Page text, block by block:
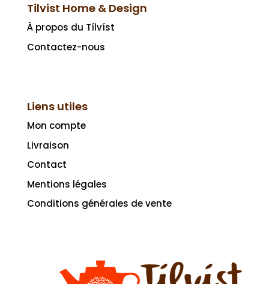
Tilvist Home & Design
À propos du Tílvíst
Contactez-nous
Liens utiles
Mon compte
Livraison
Contact
Mentions légales
Conditions générales de vente